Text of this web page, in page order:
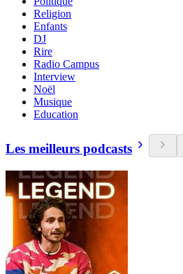
Religion
Enfants
DJ
Rire
Radio Campus
Interview
Noël
Musique
Education
Les meilleurs podcasts